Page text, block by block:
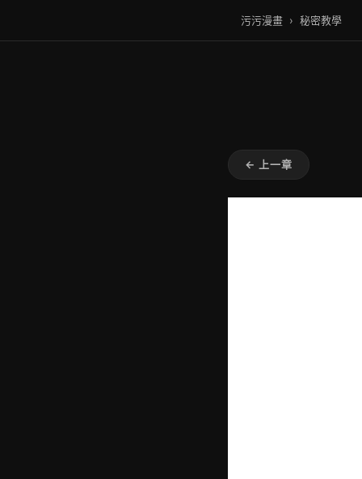
污污漫畫 › 秘密教學
← 上一章